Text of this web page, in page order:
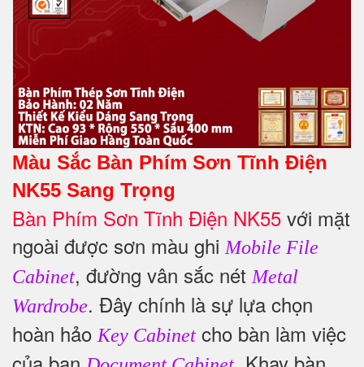
Màu Sắc Bàn Phím Sơn Tĩnh Điện
NK55 Sang Trọng
Bàn Phím Sơn Tĩnh Điện NK55 với mặt
ngoài được sơn màu ghi Mobile File
Cabinet, đường vân sắc nét Metal
Wardrobe. Đây chính là sự lựa chọn
hoàn hảo Key Cabinet cho bàn làm việc